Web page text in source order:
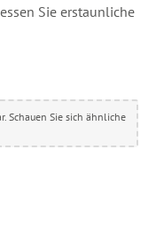
Sie erstaunliche
Schauen Sie sich ähnliche